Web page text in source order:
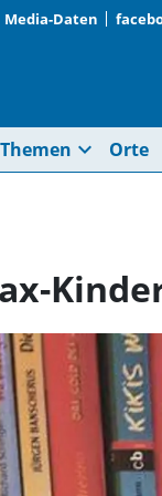
Media-Daten
Themen expand_more Orte